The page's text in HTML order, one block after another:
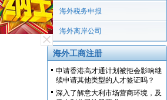
海外税务申报
海外离岸公司
海外工商注册
申请香港高才通计划被拒会影响继
续申请其他类型的人才签证吗？
深入了解意大利市场营商环境，及